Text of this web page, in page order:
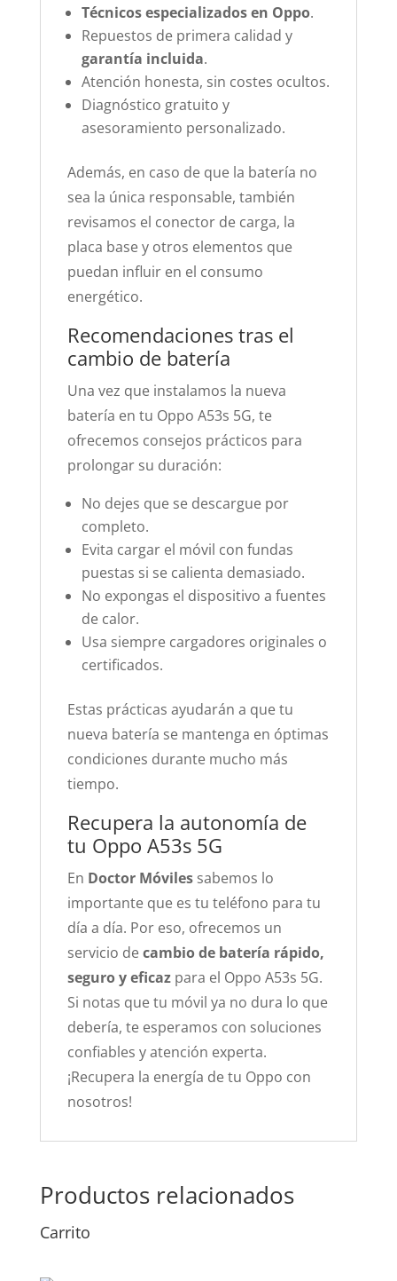
Técnicos especializados en Oppo.
Repuestos de primera calidad y
garantía incluida.
Atención honesta, sin costes ocultos.
Diagnóstico gratuito y
asesoramiento personalizado.
Además, en caso de que la batería no
sea la única responsable, también
revisamos el conector de carga, la
placa base y otros elementos que
puedan influir en el consumo
energético.
Recomendaciones tras el
cambio de batería
Una vez que instalamos la nueva
batería en tu Oppo A53s 5G, te
ofrecemos consejos prácticos para
prolongar su duración:
No dejes que se descargue por
completo.
Evita cargar el móvil con fundas
puestas si se calienta demasiado.
No expongas el dispositivo a fuentes
de calor.
Usa siempre cargadores originales o
certificados.
Estas prácticas ayudarán a que tu
nueva batería se mantenga en óptimas
condiciones durante mucho más
tiempo.
Recupera la autonomía de
tu Oppo A53s 5G
En Doctor Móvilessabemos lo
importante que es tu teléfono para tu
día a día. Por eso, ofrecemos un
servicio decambio de batería rápido,
seguro y eficazpara el Oppo A53s 5G.
Si notas que tu móvil ya no dura lo que
debería, te esperamos con soluciones
confiables y atención experta.
¡Recupera la energía de tu Oppo con
nosotros!
Productos relacionados
Carrito